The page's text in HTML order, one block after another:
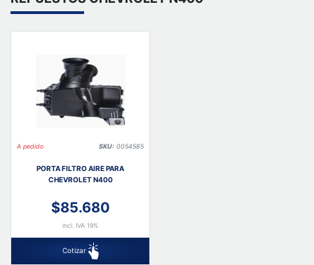
A pedido SKU: 0054585
PORTA FILTRO AIRE PARA
CHEVROLET N400
$85.680
incl. IVA 19%
Cotizar